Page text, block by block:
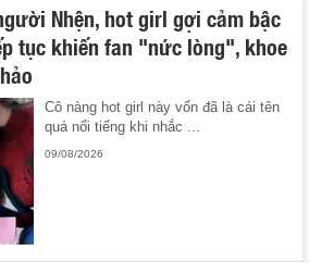
Nhện, hot girl gợi cảm bậc
tục khiến fan "nức lòng", khoe
Cô nàng hot girl này vốn đã là cái tên
quá nổi tiếng khi nhắc ...
09/08/2026